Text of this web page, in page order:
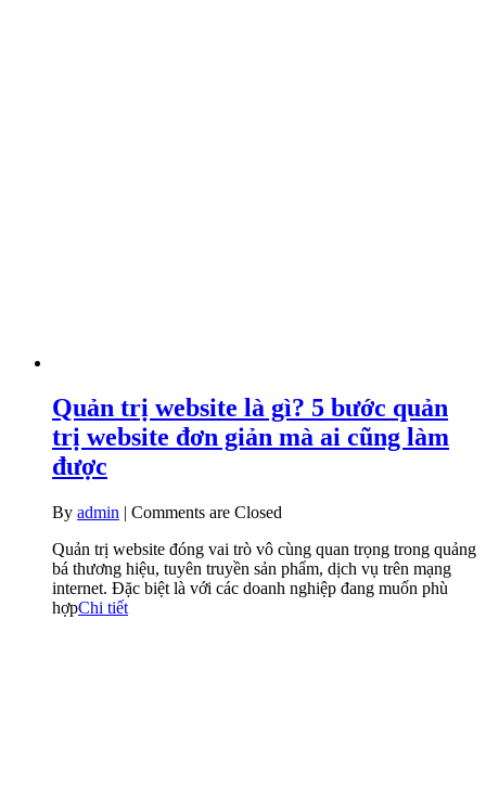
Quản trị website là gì? 5 bước quản
trị website đơn giản mà ai cũng làm
được
By admin | Comments are Closed
Quản trị website đóng vai trò vô cùng quan trọng trong quảng
bá thương hiệu, tuyên truyền sản phẩm, dịch vụ trên mạng
internet. Đặc biệt là với các doanh nghiệp đang muốn phù
hợpChi tiết